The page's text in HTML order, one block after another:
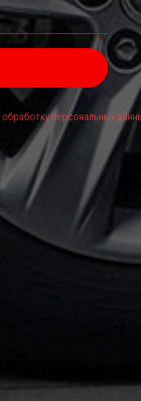
персональных